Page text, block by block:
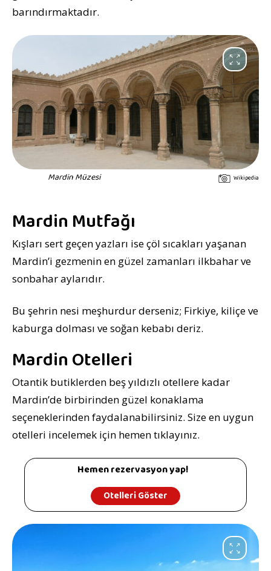
barındırmaktadır.
Mardin Müzesi Wikipedia
Mardin Mutfağı
Kışları sert geçen yazları ise çöl sıcakları yaşanan
Mardin’i gezmenin en güzel zamanları ilkbahar ve
sonbahar aylarıdır.
Bu şehrin nesi meşhurdur derseniz; Firkiye, kiliçe ve
kaburga dolması ve soğan kebabı deriz.
Mardin Otelleri
Otantik butiklerden beş yıldızlı otellere kadar
Mardin’de birbirinden güzel konaklama
seçeneklerinden faydalanabilirsiniz. Size en uygun
otelleri incelemek için hemen tıklayınız.
Hemen rezervasyon yap!
Otelleri Göster